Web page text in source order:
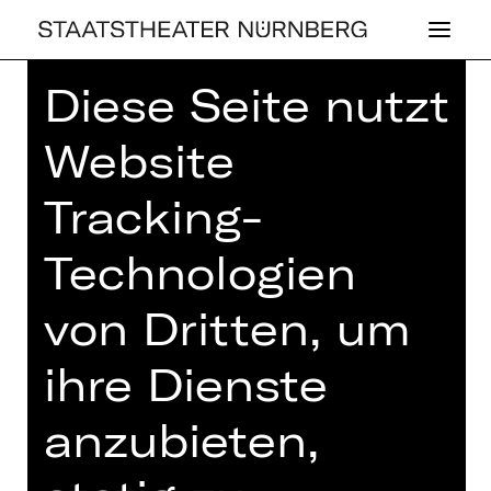
Home>Spielplan 26/27> Der Revisor
SCHAUSPIEL
DER RE­VI­SOR
von Nikolai Gogol
Regie: Jana Vetten
Samstag, 26.06.2027
19.30 Uhr
Schauspielhaus
Diese Seite nutzt
Website
Tracking-
Technologien
von Dritten, um
ihre Dienste
anzubieten,